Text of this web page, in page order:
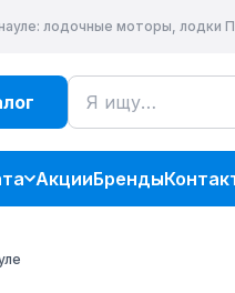
: лодочные моторы, лодки
АкцииБренды